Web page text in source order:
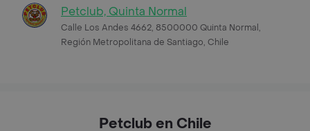
Petclub, Quinta Normal
Calle Los Andes 4662, 8500000 Quinta Normal,
Región Metropolitana de Santiago, Chile
Petclub en Chile